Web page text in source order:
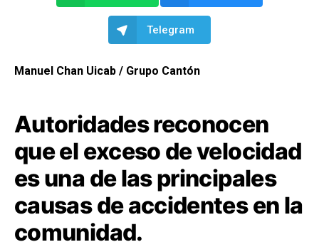
Telegram
Manuel Chan Uicab / Grupo Cantón
Autoridades reconocen
que el exceso de velocidad
es una de las principales
causas de accidentes en la
comunidad.